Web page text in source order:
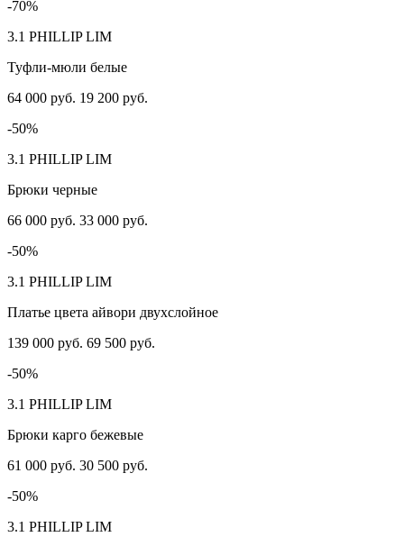
-70%
3.1 PHILLIP LIM
Туфли-мюли белые
64 000 руб. 19 200 руб.
-50%
3.1 PHILLIP LIM
Брюки черные
66 000 руб. 33 000 руб.
-50%
3.1 PHILLIP LIM
Платье цвета айвори двухслойное
139 000 руб. 69 500 руб.
-50%
3.1 PHILLIP LIM
Брюки карго бежевые
61 000 руб. 30 500 руб.
-50%
3.1 PHILLIP LIM